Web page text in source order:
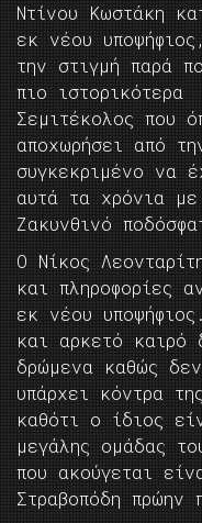
Ντίνου Κωστάκη
εκ νέου
την στιγμή παρά
πιο
Σεμιτέκολος που
αποχωρήσει από
συγκεκριμένο να
αυτά τα χρόνια με
Ζακυνθινό
Ο Νίκος
και πληροφορίες
εκ νέου
και αρκετό καιρό
δρώμενα καθώς
υπάρχει κόντρα
καθότι ο ίδιος
μεγάλης ομάδας
που ακούγεται
Στραβοπόδη πρώην